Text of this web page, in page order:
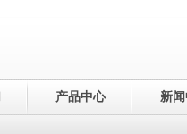
产品中心 新